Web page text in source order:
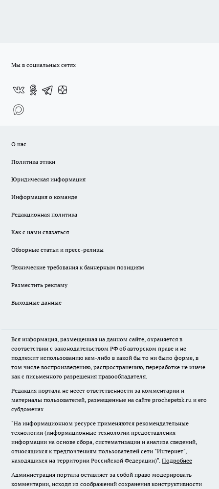
Мы в социальных сетях
О нас
Политика этики
Юридическая информация
Информация о команде
Редакционная политика
Как с нами связаться
Обзорные статьи и пресс-релизы
Технические требования к баннерным позициям
Разместить рекламу
Выходные данные
Вся информация, размещенная на данном сайте, охраняется в
соответствии с законодательством РФ об авторском праве и не
подлежит использованию кем-либо в какой бы то ни было форме, в
том числе воспроизведению, распространению, переработке не иначе
как с письменного разрешения правообладателя.
Редакция портала не несет ответственности за комментарии и
материалы пользователей, размещенные на сайте prochepetsk.ru и его
субдоменах.
"На информационном ресурсе применяются рекомендательные
технологии (информационные технологии предоставления
информации на основе сбора, систематизации и анализа сведений,
относящихся к предпочтениям пользователей сети "Интернет",
находящихся на территории Российской Федерации)". Подробнее
Администрация портала оставляет за собой право модерировать
комментарии, исходя из соображений сохранения конструктивности